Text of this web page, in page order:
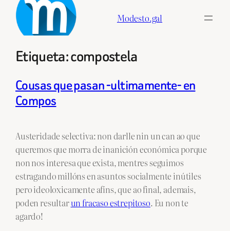
content
Modesto.gal
Etiqueta:compostela
Cousas que pasan -ultimamente- en
Compos
Austeridade selectiva: non darlle nin un can ao que
queremos que morra de inanición económica porque
non nos interesa que exista, mentres seguimos
estragando millóns en asuntos socialmente inútiles
pero ideoloxicamente afíns, que ao final, ademais,
poden resultarun fracaso estrepitoso. Eu non te
agardo!